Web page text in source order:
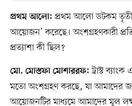
প্রথম আলো: প্রথম আলো ডটকম
আয়োজন’ করেছে। অংশগ্রহণকারী
প্রত্যাশা কী ছিল?
মো. মোস্তফা মোশাররফ: ট্রাস্ট
মতো অংশগ্রহণ করছে, যা আমাদের
আয়োজনটির মাধ্যমে আমাদের মূল